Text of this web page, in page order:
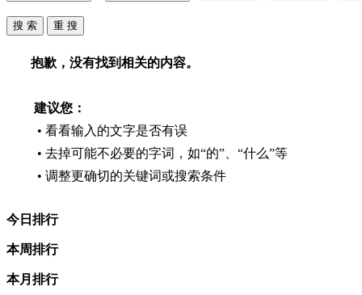
抱歉，没有找到相关的内容。
建议您：
• 看看输入的文字是否有误
• 去掉可能不必要的字词，如“的”、“什么”等
• 调整更确切的关键词或搜索条件
今日排行
本周排行
本月排行